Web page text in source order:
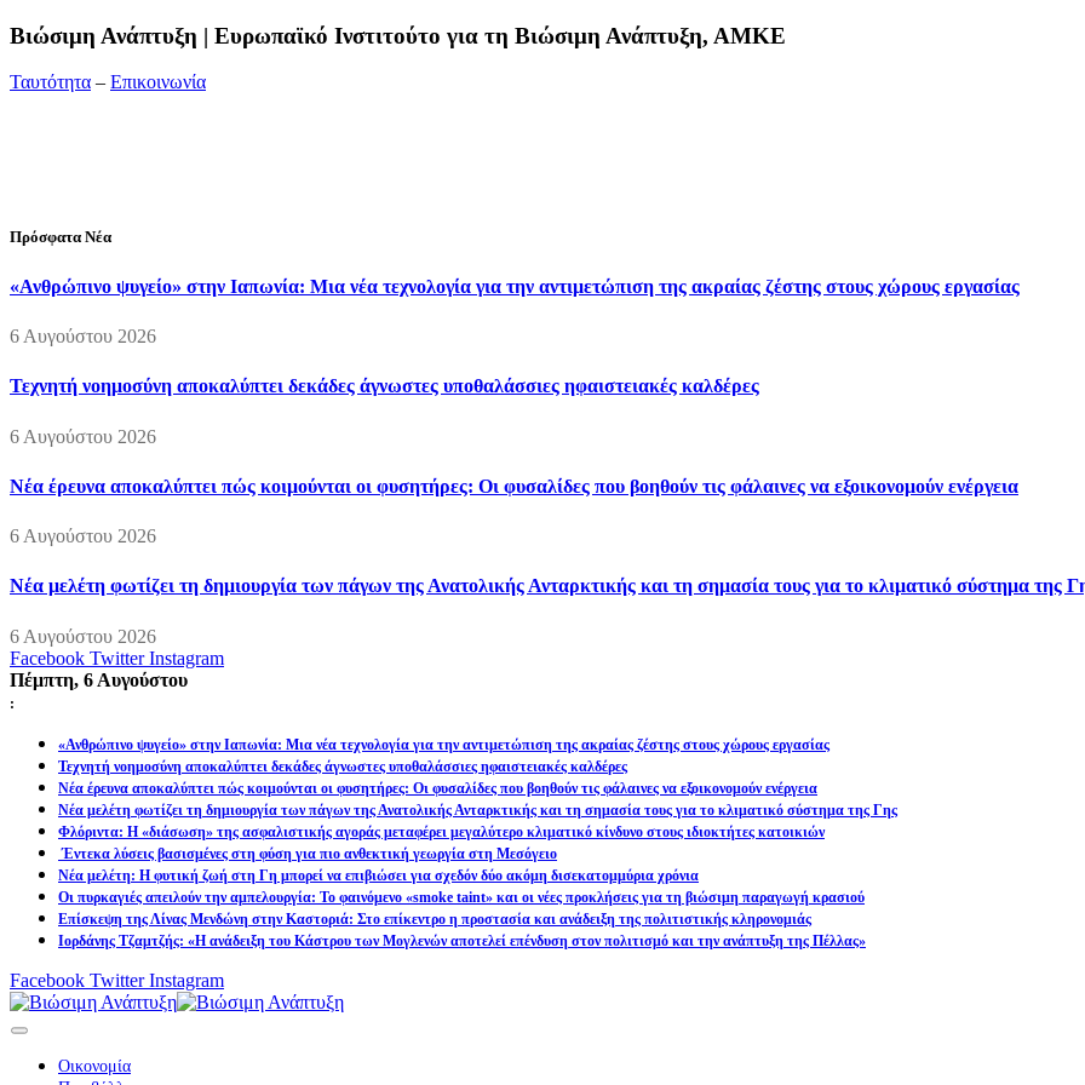
Bιώσιμη Ανάπτυξη | Ευρωπαϊκό Ινστιτούτο για τη Βιώσιμη Ανάπτυξη, ΑΜΚΕ
Ταυτότητα – Επικοινωνία
Πρόσφατα Νέα
«Ανθρώπινο ψυγείο» στην Ιαπωνία: Μια νέα τεχνολογία για την αντιμετώπιση της ακραίας ζέστης στους χώρους εργασίας
6 Αυγούστου 2026
Τεχνητή νοημοσύνη αποκαλύπτει δεκάδες άγνωστες υποθαλάσσιες ηφαιστειακές καλδέρες
6 Αυγούστου 2026
Νέα έρευνα αποκαλύπτει πώς κοιμούνται οι φυσητήρες: Οι φυσαλίδες που βοηθούν τις φάλαινες να εξοικονομούν ενέργεια
6 Αυγούστου 2026
Νέα μελέτη φωτίζει τη δημιουργία των πάγων της Ανατολικής Ανταρκτικής και τη σημασία τους για το κλιματικό σύστημα της
6 Αυγούστου 2026
Facebook Twitter Instagram
Πέμπτη, 6 Αυγούστου
:
«Ανθρώπινο ψυγείο» στην Ιαπωνία: Μια νέα τεχνολογία για την αντιμετώπιση της ακραίας ζέστης στους χώρους εργασίας
Τεχνητή νοημοσύνη αποκαλύπτει δεκάδες άγνωστες υποθαλάσσιες ηφαιστειακές καλδέρες
Νέα έρευνα αποκαλύπτει πώς κοιμούνται οι φυσητήρες: Οι φυσαλίδες που βοηθούν τις φάλαινες να εξοικονομούν ενέργεια
Νέα μελέτη φωτίζει τη δημιουργία των πάγων της Ανατολικής Ανταρκτικής και τη σημασία τους για το κλιματικό σύστημα της Γης
Φλόριντα: Η «διάσωση» της ασφαλιστικής αγοράς μεταφέρει μεγαλύτερο κλιματικό κίνδυνο στους ιδιοκτήτες κατοικιών
Έντεκα λύσεις βασισμένες στη φύση για πιο ανθεκτική γεωργία στη Μεσόγειο
Νέα μελέτη: Η φυτική ζωή στη Γη μπορεί να επιβιώσει για σχεδόν δύο ακόμη δισεκατομμύρια χρόνια
Οι πυρκαγιές απειλούν την αμπελουργία: Το φαινόμενο «smoke taint» και οι νέες προκλήσεις για τη βιώσιμη παραγωγή κρασιού
Επίσκεψη της Λίνας Μενδώνη στην Καστοριά: Στο επίκεντρο η προστασία και ανάδειξη της πολιτιστικής κληρονομιάς
Ιορδάνης Τζαμτζής: «Η ανάδειξη του Κάστρου των Μογλενών αποτελεί επένδυση στον πολιτισμό και την ανάπτυξη της Πέλλας»
Facebook Twitter Instagram
Οικονομία